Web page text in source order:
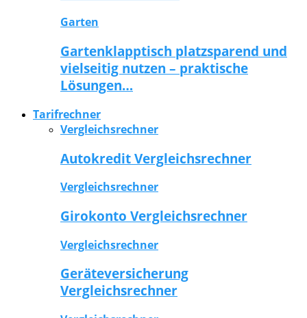
Garten
Gartenklapptisch platzsparend und
vielseitig nutzen – praktische
Lösungen…
Tarifrechner
Vergleichsrechner
Autokredit Vergleichsrechner
Vergleichsrechner
Girokonto Vergleichsrechner
Vergleichsrechner
Geräteversicherung
Vergleichsrechner